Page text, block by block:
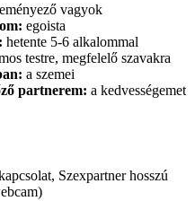
vagyok
egoista
hetente 5-6 alkalommal
testre, megfelelő szavakra
a szemei
partnerem: a kedvességemet
Szexpartner hosszú